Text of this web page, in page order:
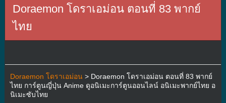
Doraemon โดราเอม่อน ตอนที่ 83 พากย์
ไทย
Doraemon โดราเอม่อน> Doraemon โดราเอม่อน ตอนที่ 83 พากย์
ไทย การ์ตูนญี่ปุ่น Anime ดูอนิเมะการ์ตูนออนไลน์ อนิเมะพากย์ไทย อ
นิเมะซับไทย